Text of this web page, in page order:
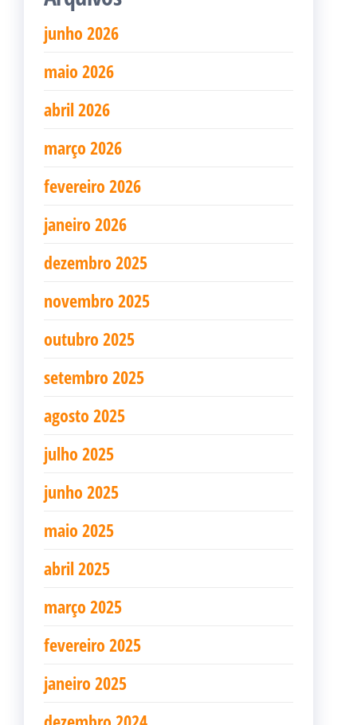
junho 2026
maio 2026
abril 2026
março 2026
fevereiro 2026
janeiro 2026
dezembro 2025
novembro 2025
outubro 2025
setembro 2025
agosto 2025
julho 2025
junho 2025
maio 2025
abril 2025
março 2025
fevereiro 2025
janeiro 2025